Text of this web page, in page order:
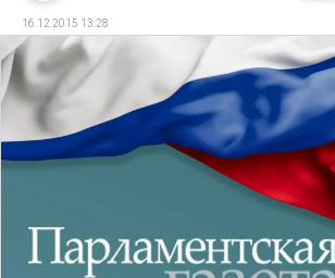
16.12.2015 13:28